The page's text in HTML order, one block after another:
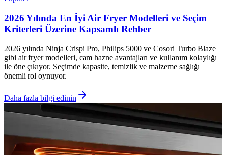
2026 Yılında En İyi Air Fryer Modelleri ve Seçim
Kriterleri Üzerine Kapsamlı Rehber
2026 yılında Ninja Crispi Pro, Philips 5000 ve Cosori Turbo Blaze
gibi air fryer modelleri, cam hazne avantajları ve kullanım kolaylığı
ile öne çıkıyor. Seçimde kapasite, temizlik ve malzeme sağlığı
önemli rol oynuyor.
Daha fazla bilgi edinin